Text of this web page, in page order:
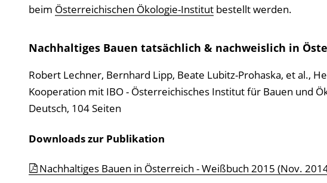
beim Österreichischen Ökologie-Institutbestellt werden.
Nachhaltiges Bauen tatsächlich & nachweislich in
Robert Lechner, Bernhard Lipp, Beate Lubitz-Prohaska, et al.,
Kooperation mit IBO - Österreichisches Institut für Bauen und
Deutsch, 104 Seiten
Downloads zur Publikation
Nachhaltiges Bauen in Österreich - Weißbuch 2015 (Nov.